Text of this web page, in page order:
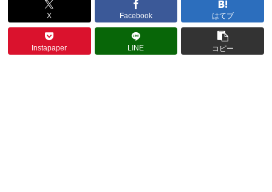
X Facebook はてブ
Instapaper LINE コピー